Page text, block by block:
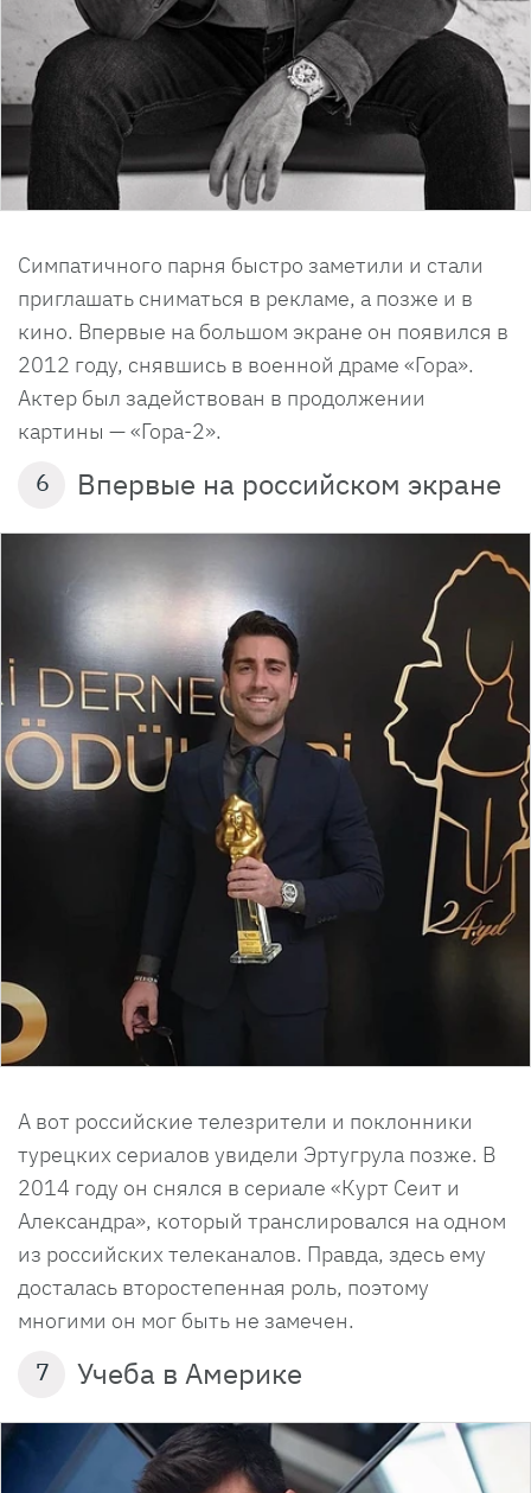
Симпатичного парня быстро заметили и стали
приглашать сниматься в рекламе, а позже и в
кино. Впервые на большом экране он появился в
2012 году, снявшись в военной драме «Гора».
Актер был задействован в продолжении
картины — «Гора-2».
6 Впервые на российском экране
А вот российские телезрители и поклонники
турецких сериалов увидели Эртугрула позже. В
2014 году он снялся в сериале «Курт Сеит и
Александра», который транслировался на одном
из российских телеканалов. Правда, здесь ему
досталась второстепенная роль, поэтому
многими он мог быть не замечен.
7 Учеба в Америке